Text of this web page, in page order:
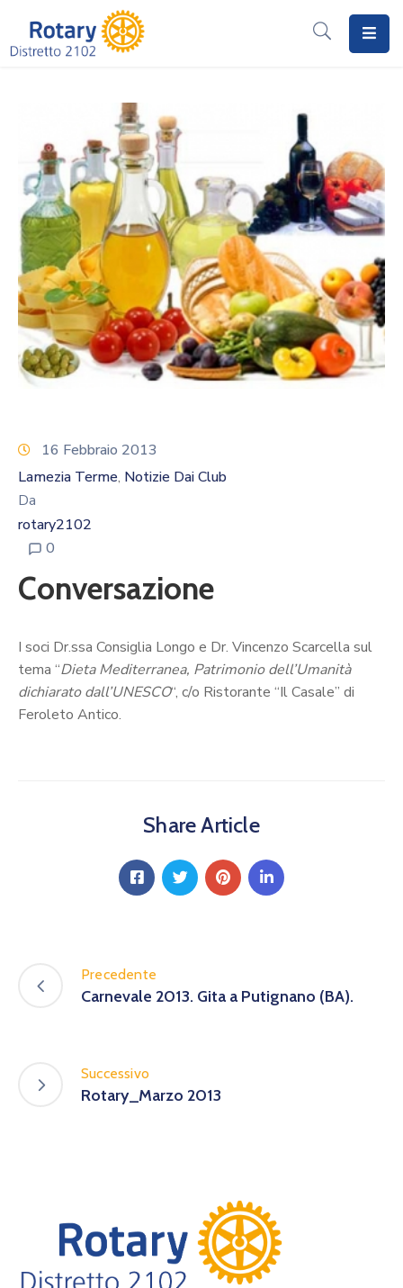
Rotary
Distretto
2102
Progetti
Notizie
Programmi
16 Febbraio 2013
Lamezia Terme‚ Notizie Dai Club
Da
rotary2102
0
Conversazione
I soci Dr.ssa Consiglia Longo e Dr. Vincenzo Scarcella sul
tema “Dieta Mediterranea, Patrimonio dell’Umanità
dichiarato dall’UNESCO“, c/o Ristorante “Il Casale” di
Feroleto Antico.
Share Article
Precedente
Carnevale 2013. Gita a Putignano (BA).
Successivo
Rotary_Marzo 2013